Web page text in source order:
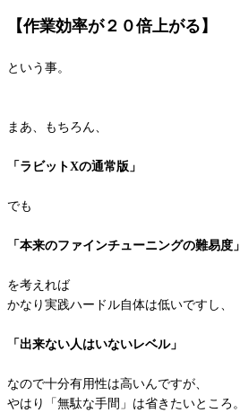
【作業効率が２０倍上がる】
という事。
まあ、もちろん、
「ラビットXの通常版」
でも
「本来のファインチューニングの難易度」
を考えれば
かなり実践ハードル自体は低いですし、
「出来ない人はいないレベル」
なので十分有用性は高いんですが、
やはり「無駄な手間」は省きたいところ。